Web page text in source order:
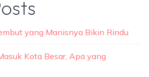
yang Manisnya Bikin Rindu
Kota Besar, Apa yang